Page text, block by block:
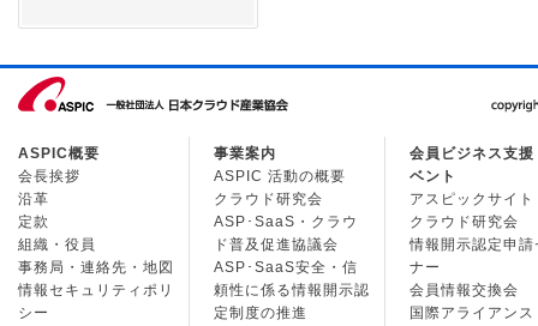
ASPIC概要
会長挨拶
沿革
定款
組織・役員
事務局・連絡先・地図
情報セキュリティポリ
シー
事業案内
ASPIC 活動の概要
クラウド研究会
ASP･SaaS・クラウ
ド普及促進協議会
ASP･SaaS安全・信
頼性に係る情報開示認
定制度の推進
会員ビジネス支援
ベント
アスピックサイト
クラウド研究会
情報開示認定申請
ナー
会員情報交換会
国際アライアンス